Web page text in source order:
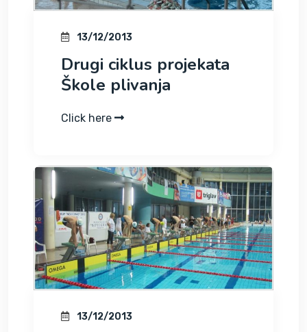
13/12/2013
Drugi ciklus projekata
Škole plivanja
Click here
13/12/2013